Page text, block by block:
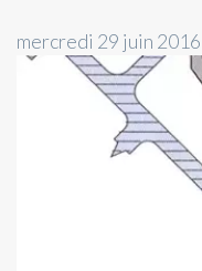
mercredi 29 juin 2016